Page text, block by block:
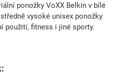
ponožky VoXX Belkin v bílé
středně vysoké unisex ponožky
použití, fitness i jiné sporty.